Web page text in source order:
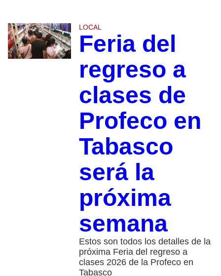
LOCAL
Feria del
regreso a
clases de
Profeco en
Tabasco
será la
próxima
semana
Estos son todos los detalles de la
próxima Feria del regreso a
clases 2026 de la Profeco en
Tabasco